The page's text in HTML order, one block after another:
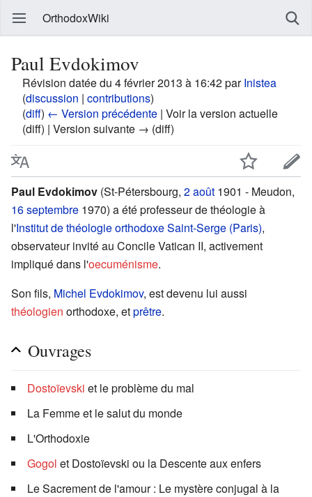
OrthodoxWiki
Paul Evdokimov
Révision datée du 4 février 2013 à 16:42 parInistea
(discussion | contributions)
(diff) ← Version précédente | Voir la version actuelle
(diff) | Version suivante → (diff)
Paul Evdokimov (St-Pétersbourg, 2 août 1901 - Meudon,
16 septembre 1970) a été professeur de théologie à
l'Institut de théologie orthodoxe Saint-Serge (Paris),
observateur invité au Concile Vatican II, activement
impliqué dans l'oecuménisme.
Son fils, Michel Evdokimov, est devenu lui aussi
théologien orthodoxe, etprêtre.
Ouvrages
Dostoïevski et le problème du mal
La Femme et le salut du monde
L'Orthodoxie
Gogol et Dostoïevski ou la Descente aux enfers
Le Sacrement de l'amour : Le mystère conjugal à la